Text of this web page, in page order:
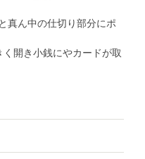
真ん中の仕切り部分にポ
開き小銭にやカードが取